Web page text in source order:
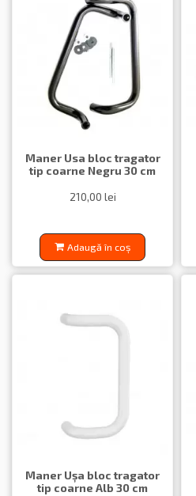
Maner Usa bloc tragator
tip coarne Negru 30 cm
210,00 lei
Adaugă în coș
Maner Ușa bloc tragator
tip coarne Alb 30 cm